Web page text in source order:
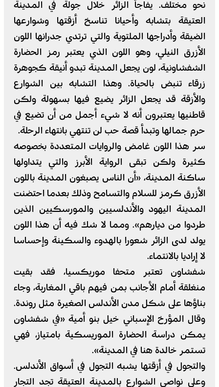
نحو مختلف. يفاجأ الزائر خلال جولة في المدينة
العتيقة بتشابه وأحيانا تناسخ أزقتها وشوارعها
الضيقة وأدراجها الملتوية والتي ترتدي جدرانها اللون
الأزرق النيلي، وهو اللون الذي يعتبر رمز الحضارة
الشفشاونية، لون يجعل المدينة تبدو أنيقة كجوهرة
زرقاء تنبض بالحياة. وهذا التشابه بين الشوارع
والأزقة قد يجعل الزائر يضيع فيها بسهولة ولكن
قاطنيها يعتبرون أنه لا شيء أجمل من أن تضيع في
حرم جمالها وتبدأ قصة حب لن تنتهي بانتهاء الرحلة.
سر هذا اللون غامض والروايات المتعددة بخصوصه
كثيرة ولكن تبقى الرواية الأبرز والتي يتداولها
ساكنة المدينة، «أن الناس يصبغون المدينة باللون
الأزرق كرمز للسلام والتسامح وذلك بعدما احتضنت
المدينة اليهود والأندلسيين والمورسكيين الذين
طردوا من ديارهم». ومما لا شك فيه أن هذا اللون
يولد لدى الزائر شعورا بالهدوء والسكينة وإحساسا
لا إراديا بالانتماء.
شفشاون تعتبر متحفا موريكسيا، فقد بقيت
منغلقة أمام الأجانب بمن فيهم باقي المغاربة، وجاء
بناؤها على شكل مدن الأندلس الصغيرة مثل روندة.
وقال المؤرخ الإسباني خيل بنو أمية «في شفشاون
يمكن دراسة الحضارة الموريسكية بامتياز، فهي
تستمر خالدة هنا في المدينة».
والتجول في أزقتها يشبه التجول في أسواق الأندلس.
وعلى نواصي الشوارع بالمدينة العتيقة تجد التجار